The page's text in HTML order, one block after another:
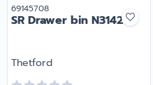
Artikelnummer
69145708
SR Drawer bin N3142
Merk:
Thetford